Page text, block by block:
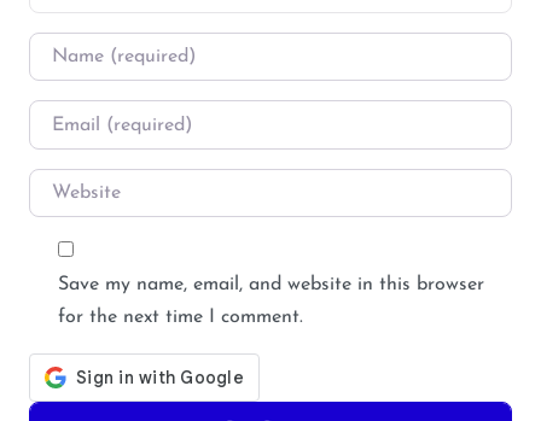
Name
Email
Website
Save my name, email, and website in this browser
for the next time I comment.